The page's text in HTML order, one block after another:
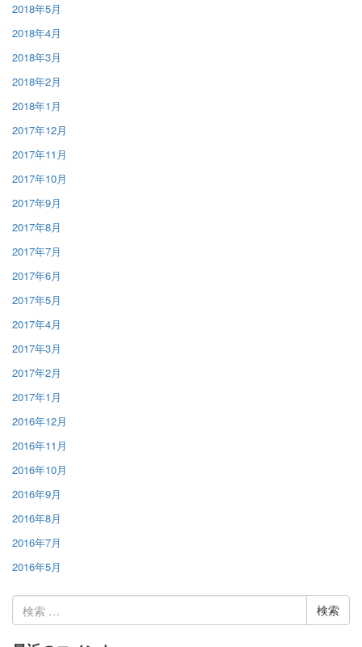
2018年5月
2018年4月
2018年3月
2018年2月
2018年1月
2017年12月
2017年11月
2017年10月
2017年9月
2017年8月
2017年7月
2017年6月
2017年5月
2017年4月
2017年3月
2017年2月
2017年1月
2016年12月
2016年11月
2016年10月
2016年9月
2016年8月
2016年7月
2016年5月
索: